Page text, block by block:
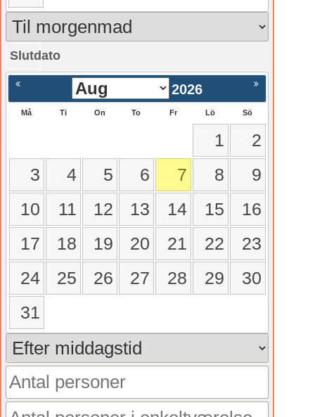
Slutdato
Nästa >
2026
Må Ti On To Fr Lö Sö
1
2
3
4 5 6 7 8
9
10
11 12 13 14 15
16
17
18 19 20 21 22
23
24
25 26 27 28 29
30
31